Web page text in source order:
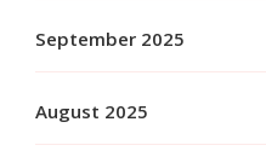
September 2025
August 2025